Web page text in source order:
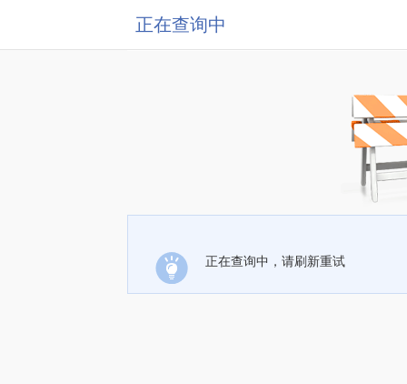
正在查询中
正在查询中，请刷新重试